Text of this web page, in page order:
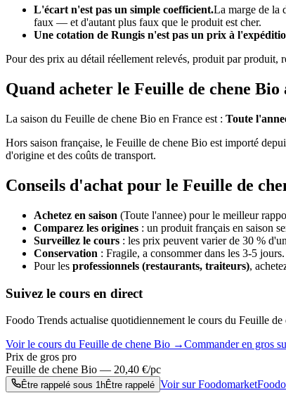
L'écart n'est pas un simple coefficient.La marge de la
faux — et d'autant plus faux que le produit est cher.
Une cotation de Rungis n'est pas un prix à
Pour des prix au détail réellement relevés, produit par
Quand acheter le Feuille de chene Bio
La saison du Feuille de chene Bio en France est : Toute
Hors saison française, le Feuille de chene Bio est importé
d'origine et des coûts de transport.
Conseils d'achat pour le Feuille de
Achetez en saison (Toute l'annee) pour le meilleur
Comparez les origines : un produit français en saison
Surveillez le cours : les prix peuvent varier de 30 %
Conservation : Fragile, a consommer dans les 3-5
Pour les professionnels (restaurants, traiteurs),
Suivez le cours en direct
Foodo Trends actualise quotidiennement le cours du Feuille de
Voir le cours du Feuille de chene Bio →Commander en gros
Prix de gros pro
Feuille de chene Bio — 20,40 €/pc
Être rappelé sous 1hÊtre rappelé Voir sur Foodomarket